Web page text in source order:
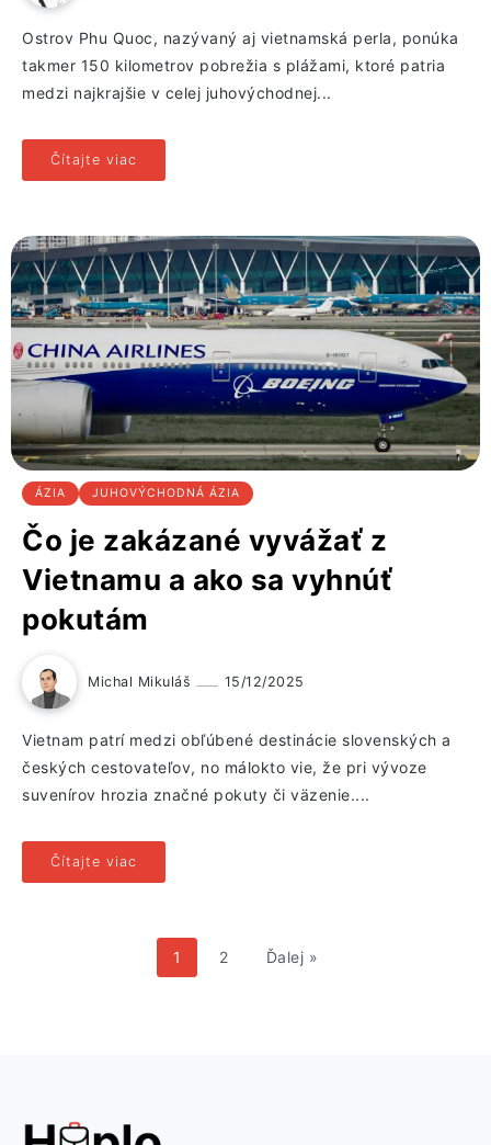
Ostrov Phu Quoc, nazývaný aj vietnamská perla, ponúka
takmer 150 kilometrov pobrežia s plážami, ktoré patria
medzi najkrajšie v celej juhovýchodnej...
Čítajte viac
ÁZIA JUHOVÝCHODNÁ ÁZIA
Čo je zakázané vyvážať z
Vietnamu a ako sa vyhnúť
pokutám
Michal Mikuláš 15/12/2025
Vietnam patrí medzi obľúbené destinácie slovenských a
českých cestovateľov, no málokto vie, že pri vývoze
suvenírov hrozia značné pokuty či väzenie....
Čítajte viac
1 2 Ďalej »